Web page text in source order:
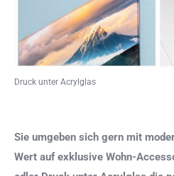
Druck unter Acrylglas
Sie umgeben sich gern mit
Wert auf exklusive Wohn-